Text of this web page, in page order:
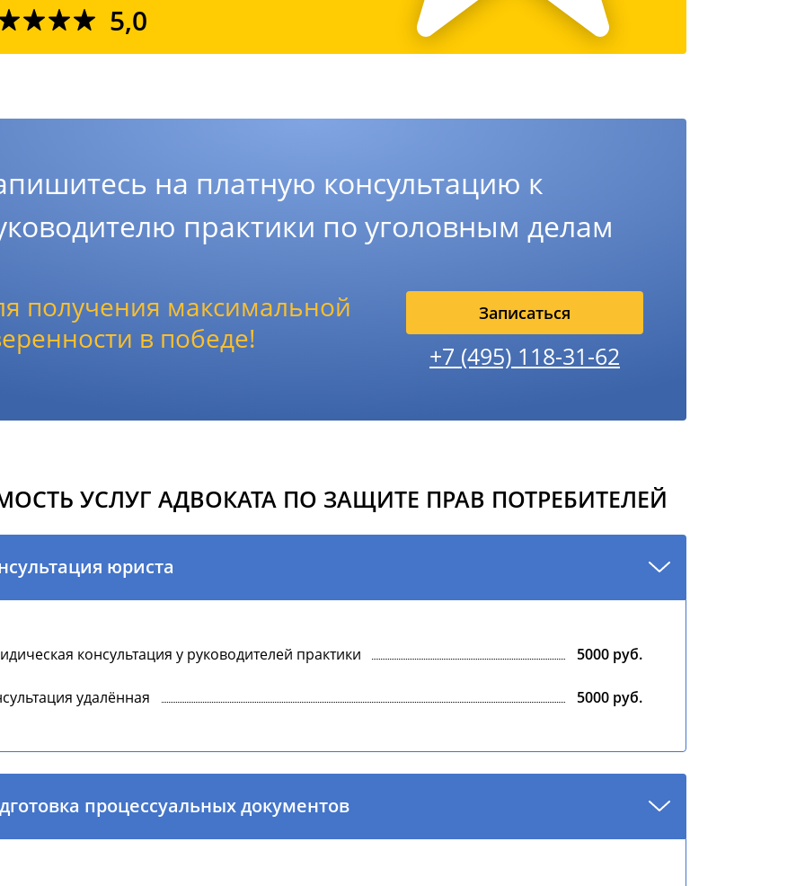
5,0
на платную консультацию к
практики по уголовным делам
получения максимальной
в победе!
Записаться
+7 (495) 118-31-62
УСЛУГ АДВОКАТА ПО ЗАЩИТЕ ПРАВ ПОТРЕБИТЕЛЕЙ
юриста
консультация у руководителей практики 5000 руб.
удалённая 5000 руб.
процессуальных документов